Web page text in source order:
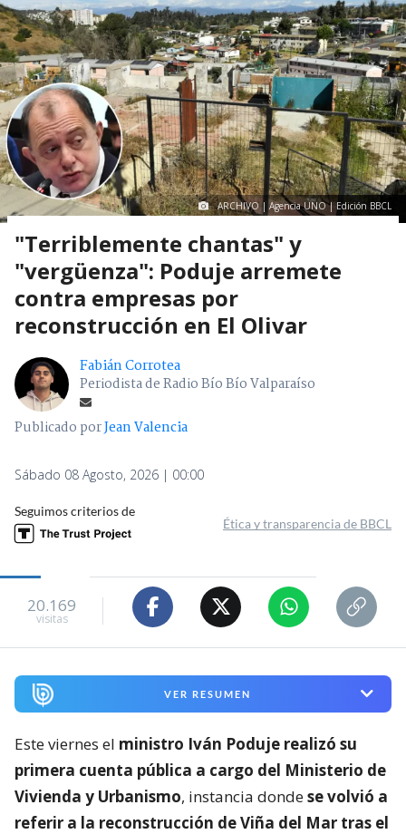
ARCHIVO | Agencia UNO | Edición BBCL
"Terriblemente chantas" y
"vergüenza": Poduje arremete
contra empresas por
reconstrucción en El Olivar
Fabián Corrotea
Periodista de Radio Bío Bío Valparaíso
Publicado porJean Valencia
Sábado 08 Agosto, 2026 | 00:00
Seguimos criterios de
Ética y transparencia de BBCL
20.169
visitas
VER RESUMEN
Este viernes el ministro Iván Poduje realizó su
primera cuenta pública a cargo del Ministerio de
Vivienda y Urbanismo, instancia dondese volvió a
referir a la reconstrucción de Viña del Mar tras el